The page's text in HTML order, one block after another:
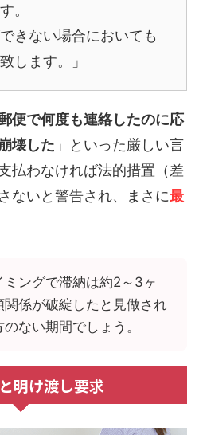
。
きない場合においても
します。」
便で何度も連絡したのに応
壊した 」といった厳しい言
払わなければ法的措置（差
ないと警告され、まさに最
ミングで滞納は約2～3ヶ
関係が破綻したと見做され
ない期間でしょう。
明け渡し要求